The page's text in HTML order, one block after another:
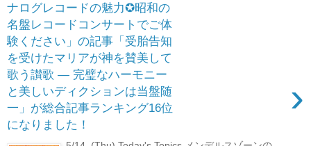
ナログレコードの魅力✪昭和の
名盤レコードコンサートでご体
験ください」の記事「受胎告知
を受けたマリアが神を賛美して
歌う讃歌 ― 完璧なハーモニー
と美しいディクションは当盤随
一」が総合記事ランキング16位
になりました！
›